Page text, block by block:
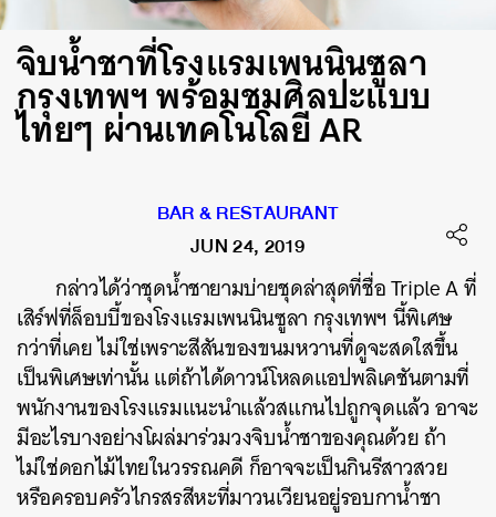
จิบน้ำชาที่โรงแรมเพนนินซูลา
กรุงเทพฯ พร้อมชมศิลปะแบบ
ไทยๆ ผ่านเทคโนโลยี AR
BAR & RESTAURANT
JUN 24, 2019
กล่าวได้ว่าชุดน้ำชายามบ่ายชุดล่าสุดที่ชื่อ Triple A ที่
เสิร์ฟที่ล็อบบี้ของโรงแรมเพนนินซูลา กรุงเทพฯ นี้พิเศษ
กว่าที่เคย ไม่ใช่เพราะสีสันของขนมหวานที่ดูจะสดใสขึ้น
เป็นพิเศษเท่านั้น แต่ถ้าได้ดาวน์โหลดแอปพลิเคชันตามที่
พนักงานของโรงแรมแนะนำแล้วสแกนไปถูกจุดแล้ว อาจะ
มีอะไรบางอย่างโผล่มาร่วมวงจิบน้ำชาของคุณด้วย ถ้า
ไม่ใช่ดอกไม้ไทยในวรรณคดี ก็อาจจะเป็นกินรีสาวสวย
หรือครอบครัวไกรสรสีหะที่มาวนเวียนอยู่รอบกาน้ำชา